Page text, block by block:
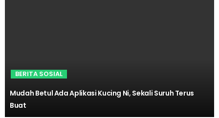
BERITA SOSIAL
Mudah Betul Ada Aplikasi Kucing Ni, Sekali Suruh Terus
Buat